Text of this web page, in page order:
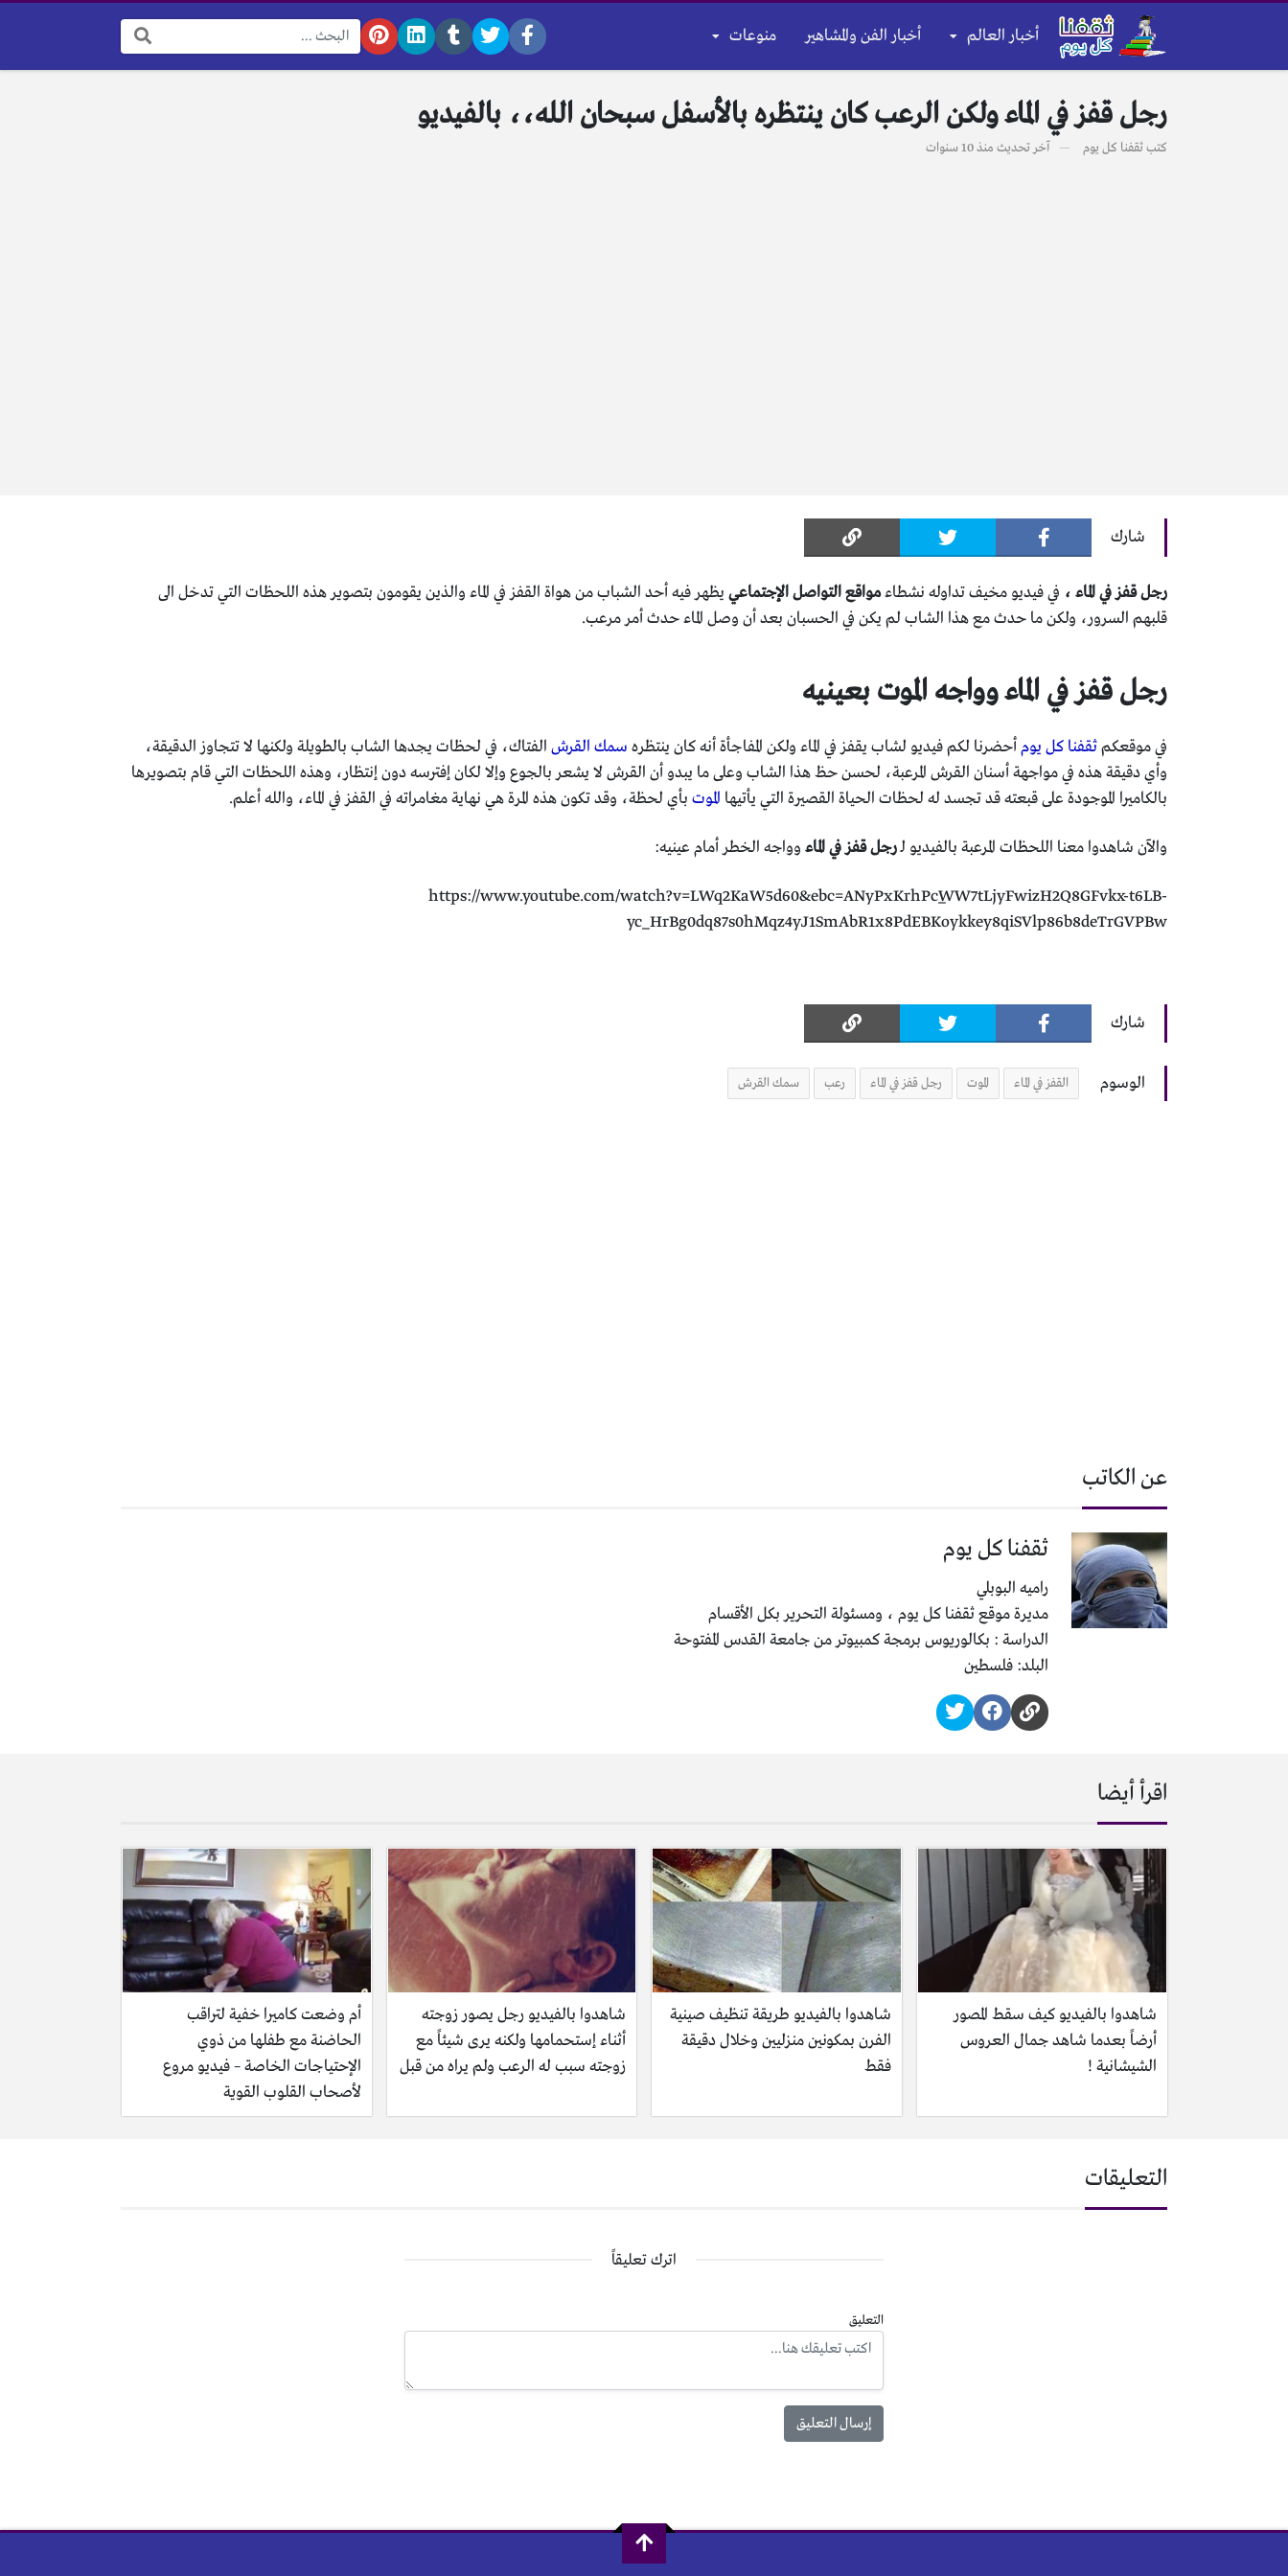
أخبار العالم أخبار الفن والمشاهير منوعات
البحث:
رجل قفز في الماء ولكن الرعب كان ينتظره بالأسفل سبحان الله،، بالفيديو
كتبثقفنا كل يوم آخر تحديث منذ 10 سنوات
شارك
رجل قفز في الماء ، في فيديو مخيف تداوله نشطاءمواقع التواصل الإجتماعي يظهر فيه أحد الشباب من هواة القفز في الماء والذين يقومون بتصوير هذه اللحظات التي تدخل الى
قلبهم السرور، ولكن ما حدث مع هذا الشاب لم يكن في الحسبان بعد أن وصل الماء حدث أمر مرعب.
رجل قفز في الماء وواجه الموت بعينيه
في موقعكمثقفنا كل يوم أحضرنا لكم فيديو لشاب يقفز في الماء ولكن المفاجأة أنه كان ينتظره سمك القرش الفتاك، في لحظات يجدها الشاب بالطويلة ولكنها لا تتجاوز الدقيقة،
وأي دقيقة هذه في مواجهة أسنان القرش المرعبة، لحسن حظ هذا الشاب وعلى ما يبدو أن القرش لا يشعر بالجوع وإلا لكان إفترسه دون إنتظار، وهذه اللحظات التي قام بتصويرها
بالكاميرا الموجودة على قبعته قد تجسد له لحظات الحياة القصيرة التي يأتيها الموت بأي لحظة، وقد تكون هذه المرة هي نهاية مغامراته في القفز في الماء، والله أعلم.
والآن شاهدوا معنا اللحظات المرعبة بالفيديو لـرجل قفز في الماء وواجه الخطر أمام عينيه:
https://www.youtube.com/watch?v=LWq2KaW5d60&ebc=ANyPxKrhPc_WW7tLjyFwizH2Q8GFvkx-t6LB-
yc_HrBg0dq87s0hMqz4yJ1SmAbR1x8PdEBKoykkey8qiSVlp86b8deTrGVPBw
شارك
الوسوم القفز في الماء الموت رجل قفز في الماء رعب سمك القرش
عن الكاتب
ثقفنا كل يوم
راميه البوبلي
مديرة موقع ثقفنا كل يوم ، ومسئولة التحرير بكل الأقسام
الدراسة : بكالوريوس برمجة كمبيوتر من جامعة القدس المفتوحة
البلد: فلسطين
اقرأ أيضا
شاهدوا بالفيديو كيف سقط المصور
أرضاً بعدما شاهد جمال العروس
الشيشانية !
شاهدوا بالفيديو طريقة تنظيف صينية
الفرن بمكونين منزليين وخلال دقيقة
فقط
شاهدوا بالفيديو رجل يصور زوجته
أثناء إستحمامها ولكنه يرى شيئاً مع
زوجته سبب له الرعب ولم يراه من قبل
أم وضعت كاميرا خفية لتراقب
الحاضنة مع طفلها من ذوي
الإحتياجات الخاصة – فيديو مروع
لأصحاب القلوب القوية
التعليقات
اترك تعليقاً
التعليق